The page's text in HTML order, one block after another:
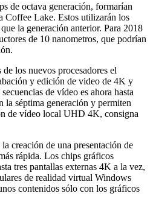
de octava generación, formarían
Coffee Lake. Estos utilizarán los
la generación anterior. Para 2018
de 10 nanometros, que podrían
los nuevos procesadores el
y edición de video de 4K y
de vídeo es ahora hasta
la séptima generación y permiten
de vídeo local UHD 4K, consigna
creación de una presentación de
rápida. Los chips gráficos
tres pantallas externas 4K a la vez,
de realidad virtual Windows
contenidos sólo con los gráficos